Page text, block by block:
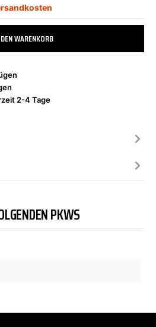
WARENKORB
2-4 Tage
PKWS